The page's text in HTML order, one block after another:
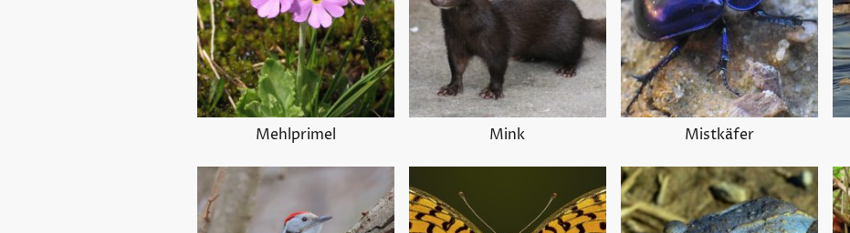
Mehlprimel Mink Mistkäfer